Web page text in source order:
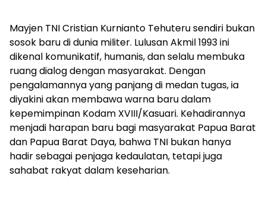
Mayjen TNI Cristian Kurnianto Tehuteru sendiri bukan
sosok baru di dunia militer. Lulusan Akmil 1993 ini
dikenal komunikatif, humanis, dan selalu membuka
ruang dialog dengan masyarakat. Dengan
pengalamannya yang panjang di medan tugas, ia
diyakini akan membawa warna baru dalam
kepemimpinan Kodam XVIII/Kasuari. Kehadirannya
menjadi harapan baru bagi masyarakat Papua Barat
dan Papua Barat Daya, bahwa TNI bukan hanya
hadir sebagai penjaga kedaulatan, tetapi juga
sahabat rakyat dalam keseharian.